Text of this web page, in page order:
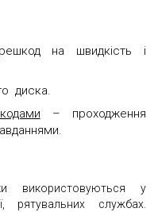
на швидкість і
диска.
– проходження
використовуються у
рятувальних службах.